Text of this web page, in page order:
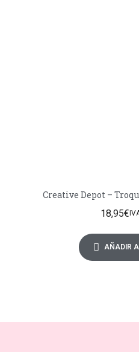
Creative Depot –
18,95€
AÑADIR